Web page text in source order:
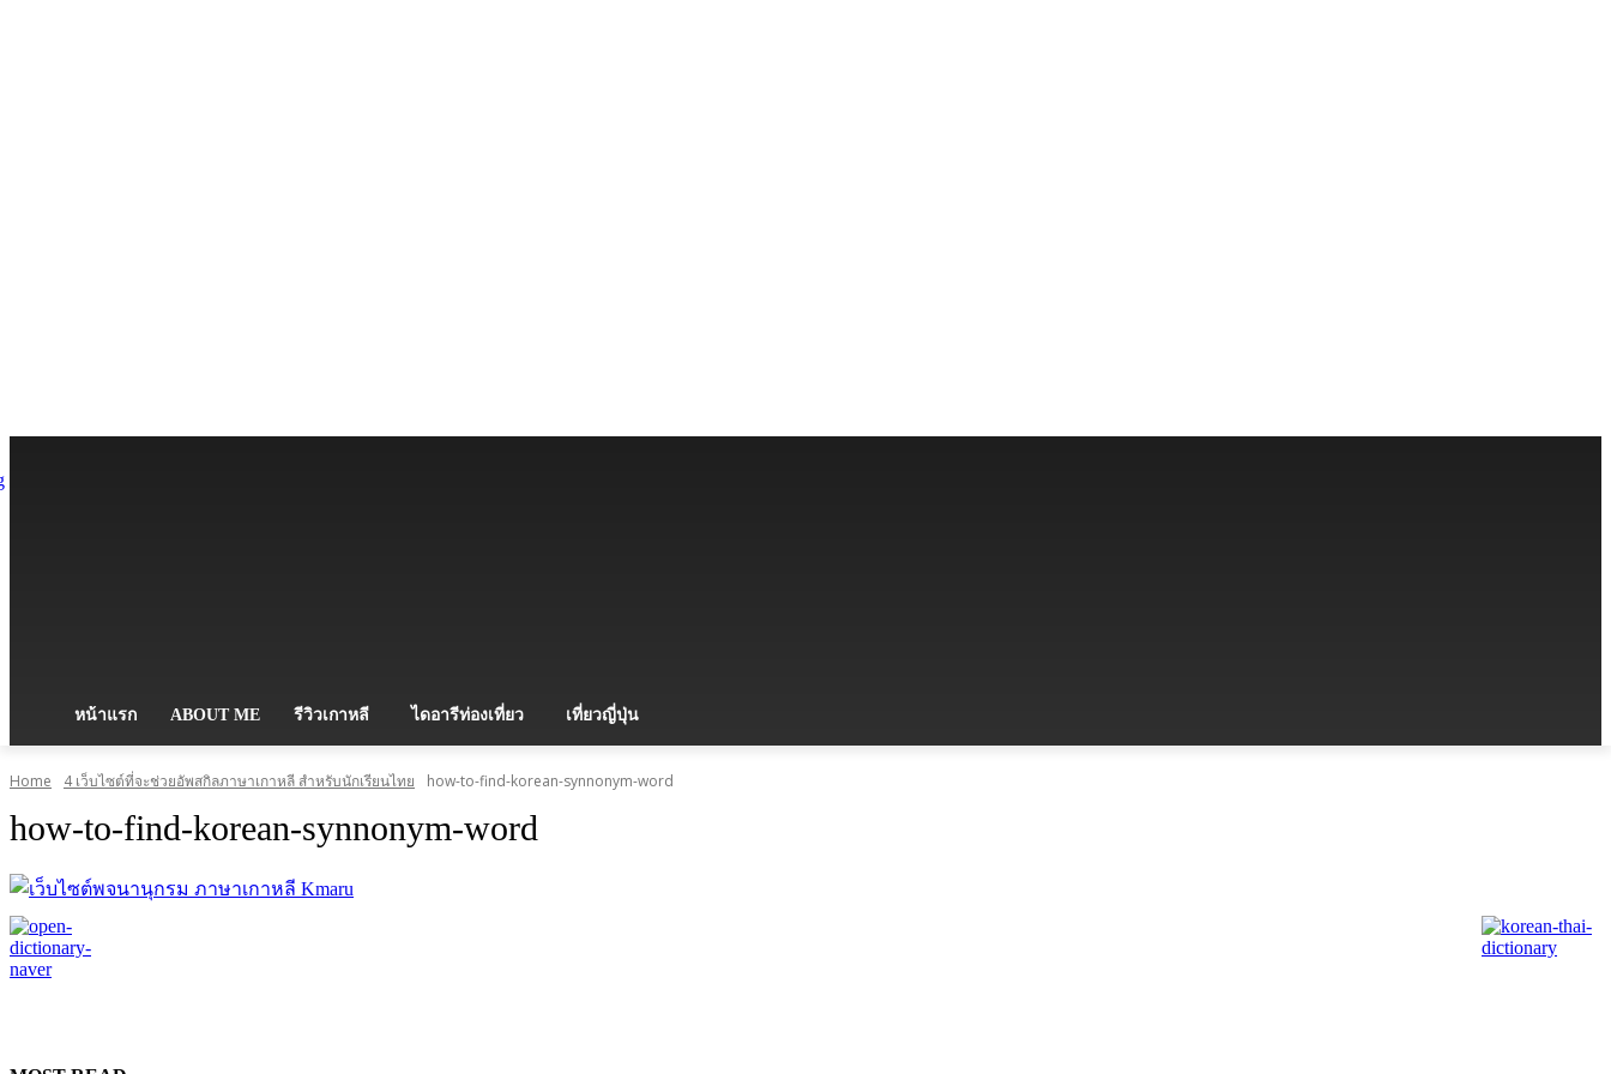
หน้าแรก ABOUT ME รีวิวเกาหลี ไดอารีท่องเที่ยว เที่ยวญี่ปุ่น
Home 4 เว็บไซต์ที่จะช่วยอัพสกิลภาษาเกาหลี สำหรับนักเรียนไทย how-to-find-korean-synnonym-word
how-to-find-korean-synnonym-word